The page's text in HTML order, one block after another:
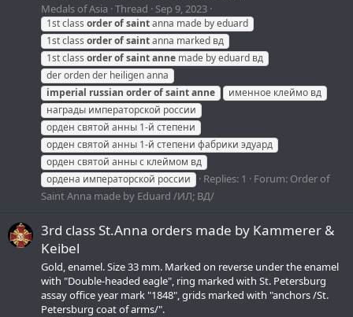
Medals of Asia Thread Sep 9, 2023
1st class orderofsaintanna made by eduard
1st class orderofsaintanna marked вд
1st class orderofsaintanne made by eduard вд
der orden der heiligen anna
imperial russian orderofsaintanne
именное клеймо вд
награды императорской россии
орден святой анны 1-й степени
орден святой анны 1-й степени фабрики эдуард
орден святой анны с клеймом вд
ордена императорской россии
Replies: 1 Forum: Order of
Saint Anna made by Eduard /ИЛ; ВД/
3rd class St.Anna orders made by Kammerer &
Keibel
Gold, enamel. Size 33 mm. Marked on reverse under the enamel
with "Double-headed eagle", ring marked with St. Petersburg
assay office year mark "1848", grids marked with "anchors /St.
Petersburg coat of arms/".